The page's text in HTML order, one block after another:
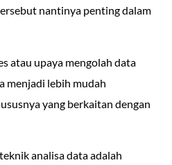
nantinya penting dalam
atau upaya mengolah data
menjadi lebih mudah
yang berkaitan dengan
analisa data adalah